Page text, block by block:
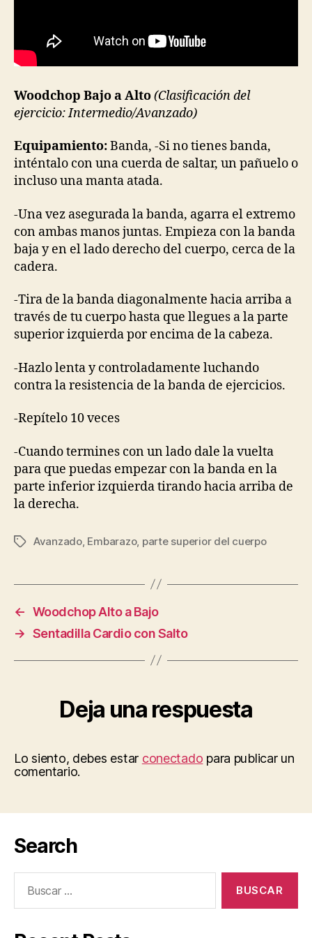
Woodchop Bajo a Alto(Clasificación del
ejercicio: Intermedio/Avanzado)
Equipamiento:Banda, -Si no tienes banda,
inténtalo con una cuerda de saltar, un pañuelo o
incluso una manta atada.
-Una vez asegurada la banda, agarra el extremo
con ambas manos juntas. Empieza con la banda
baja y en el lado derecho del cuerpo, cerca de la
cadera.
-Tira de la banda diagonalmente hacia arriba a
través de tu cuerpo hasta que llegues a la parte
superior izquierda por encima de la cabeza.
-Hazlo lenta y controladamente luchando
contra la resistencia de la banda de ejercicios.
-Repítelo 10 veces
-Cuando termines con un lado dale la vuelta
para que puedas empezar con la banda en la
parte inferior izquierda tirando hacia arriba de
la derecha.
Etiquetas
Avanzado, Embarazo, parte superior del cuerpo
← Woodchop Alto a Bajo
→ Sentadilla Cardio con Salto
Deja una respuesta
Lo siento, debes estar conectado para publicar un
comentario.
Search